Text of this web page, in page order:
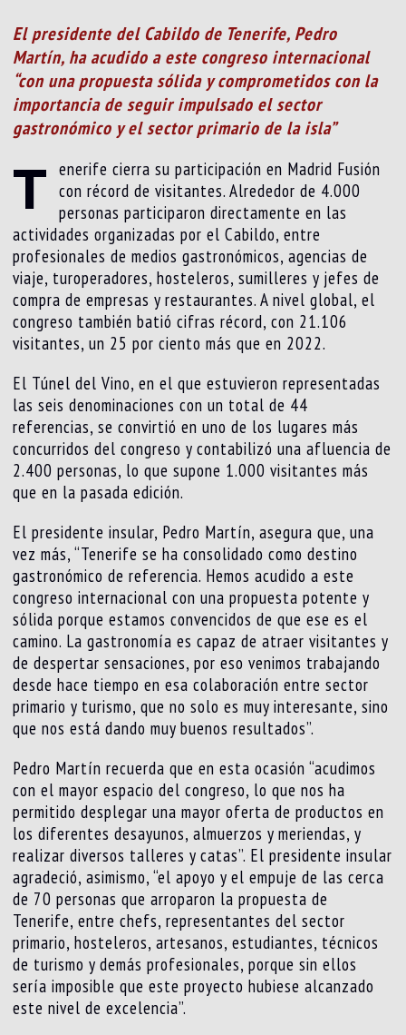
El presidente del Cabildo de Tenerife, Pedro
Martín, ha acudido a este congreso internacional
“con una propuesta sólida y comprometidos con la
importancia de seguir impulsado el sector
gastronómico y el sector primario de la isla”
T enerife cierra su participación en Madrid Fusión
con récord de visitantes. Alrededor de 4.000
personas participaron directamente en las
actividades organizadas por el Cabildo, entre
profesionales de medios gastronómicos, agencias de
viaje, turoperadores, hosteleros, sumilleres y jefes de
compra de empresas y restaurantes. A nivel global, el
congreso también batió cifras récord, con 21.106
visitantes, un 25 por ciento más que en 2022.
El Túnel del Vino, en el que estuvieron representadas
las seis denominaciones con un total de 44
referencias, se convirtió en uno de los lugares más
concurridos del congreso y contabilizó una afluencia de
2.400 personas, lo que supone 1.000 visitantes más
que en la pasada edición.
El presidente insular, Pedro Martín, asegura que, una
vez más, “Tenerife se ha consolidado como destino
gastronómico de referencia. Hemos acudido a este
congreso internacional con una propuesta potente y
sólida porque estamos convencidos de que ese es el
camino. La gastronomía es capaz de atraer visitantes y
de despertar sensaciones, por eso venimos trabajando
desde hace tiempo en esa colaboración entre sector
primario y turismo, que no solo es muy interesante, sino
que nos está dando muy buenos resultados”.
Pedro Martín recuerda que en esta ocasión “acudimos
con el mayor espacio del congreso, lo que nos ha
permitido desplegar una mayor oferta de productos en
los diferentes desayunos, almuerzos y meriendas, y
realizar diversos talleres y catas”. El presidente insular
agradeció, asimismo, “el apoyo y el empuje de las cerca
de 70 personas que arroparon la propuesta de
Tenerife, entre chefs, representantes del sector
primario, hosteleros, artesanos, estudiantes, técnicos
de turismo y demás profesionales, porque sin ellos
sería imposible que este proyecto hubiese alcanzado
este nivel de excelencia”.